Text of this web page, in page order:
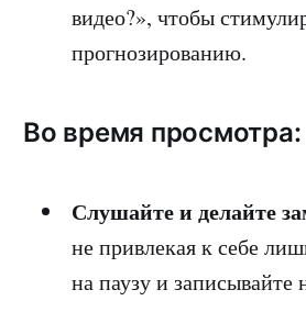
видео?», чтобы
прогнозированию.
Во время просмотра:
Слушайте и делайте
не привлекая к себе
на паузу и